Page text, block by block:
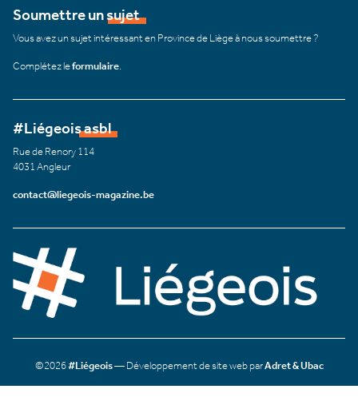
Soumettre un sujet
Vous avez un sujet intéressant en Province de Liège à nous soumettre ?
Complétez leformulaire
#Liégeois asbl
Rue de Renory 114
4031 Angleur
contact@liegeois-magazine.be
©2026#Liégeois— Développement de site web parAdret & Ubac